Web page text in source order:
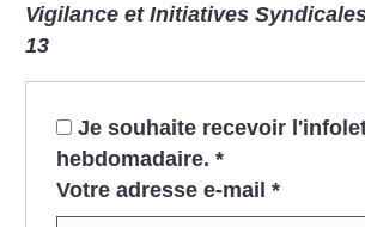
Vigilance et Initiatives
13
Je souhaite recevoir
hebdomadaire. *
Votre adresse e-mail *